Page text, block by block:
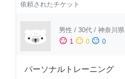
依頼されたチケット
男性 / 30代 / 神奈川県
sentiment_satisfied 1 sentiment_neutral 0 sentiment_dissatisfied 0
パーソナルトレーニング